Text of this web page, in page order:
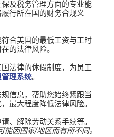
及税务管理方面的专业能
行所在国的财务合规义
合美国的最低工资与工时
的法律风险。
法律的休假制度，为员工
理系统。
信息，帮助您始终紧跟当
最大程度降低法律风险。
、解除劳动关系手续等。
能因国家/地区而有所不同。